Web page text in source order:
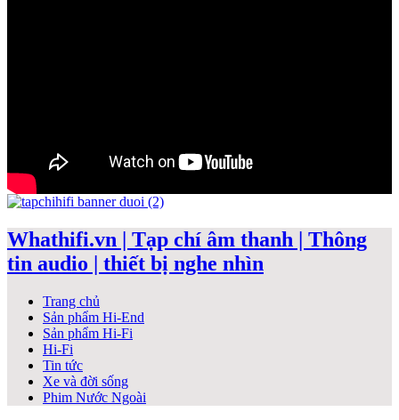
Whathifi.vn | Tạp chí âm thanh | Thông
tin audio | thiết bị nghe nhìn
Trang chủ
Sản phẩm Hi-End
Sản phẩm Hi-Fi
Hi-Fi
Tin tức
Xe và đời sống
Phim Nước Ngoài